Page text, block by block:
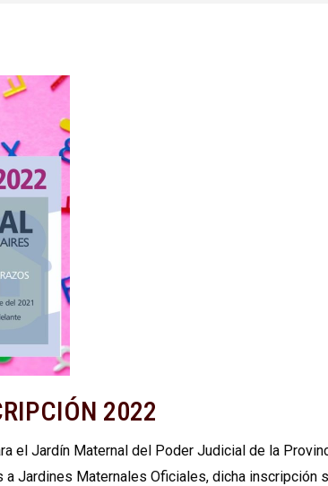
2022
el Jardín Maternal del Poder Judicial de la
Jardines Maternales Oficiales, dicha